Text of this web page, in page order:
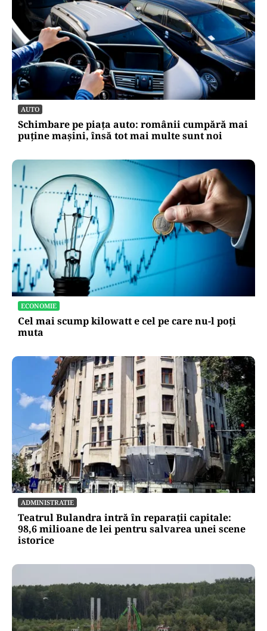
AUTO
Schimbare pe piața auto: românii cumpără mai
puține mașini, însă tot mai multe sunt noi
ECONOMIE
Cel mai scump kilowatt e cel pe care nu-l poți
muta
ADMINISTRATIE
Teatrul Bulandra intră în reparații capitale:
98,6 milioane de lei pentru salvarea unei scene
istorice